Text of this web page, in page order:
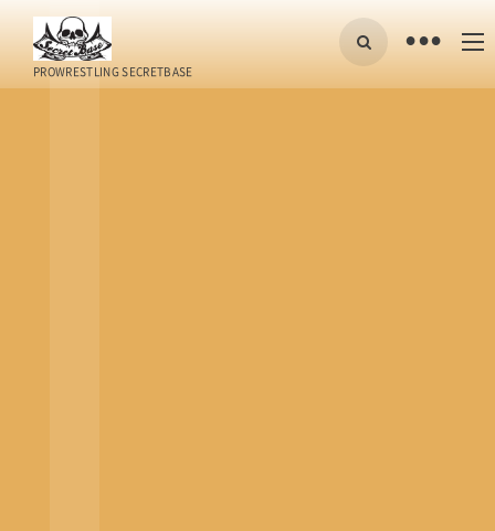
PROWRESTLING SECRETBASE
•